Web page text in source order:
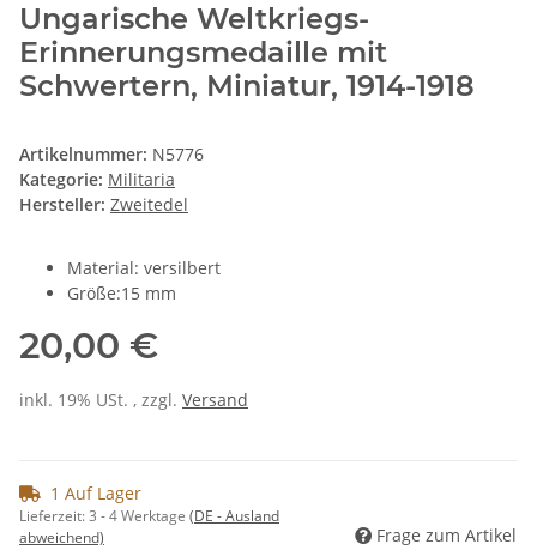
Ungarische Weltkriegs-
Erinnerungsmedaille mit
Schwertern, Miniatur, 1914-1918
Artikelnummer: N5776
Kategorie: Militaria
Hersteller: Zweitedel
Material: versilbert
Größe:15 mm
20,00 €
inkl. 19% USt. , zzgl. Versand
1 Auf Lager
Lieferzeit:3 - 4 Werktage (DE - Ausland
abweichend)
Frage zum Artikel